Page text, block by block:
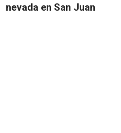
nevada en San Juan